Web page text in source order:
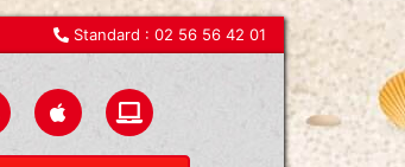
Standard : 02 56 56 42 01